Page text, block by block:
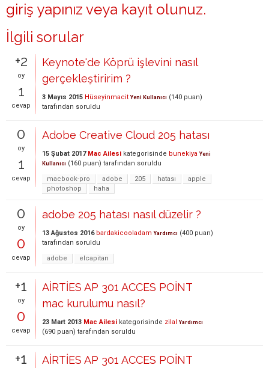
giriş yapınız veya kayıt olunuz.
İlgili sorular
+2
oy
1
cevap
Keynote'de Köprü işlevini nasıl
gerçekleştiririm ?
3 Mayıs 2015 Hüseyinmacit Yeni Kullanıcı (140 puan)
tarafından soruldu
0
oy
1
cevap
Adobe Creative Cloud 205 hatası
15 Şubat 2017 Mac Ailesi kategorisinde bunekiya Yeni
Kullanıcı (160 puan) tarafından soruldu
macbook-pro
adobe 205 hatası
apple
photoshop
haha
0
oy
0
cevap
adobe 205 hatası nasıl düzelir ?
13 Ağustos 2016 bardakicooladam Yardımcı (400 puan)
tarafından soruldu
adobe
elcapitan
+1
oy
0
cevap
AİRTİES AP 301 ACCES POİNT
mac kurulumu nasıl?
23 Mart 2013 Mac Ailesi kategorisinde zilal Yardımcı
(690 puan) tarafından soruldu
+1
AİRTİES AP 301 ACCES POİNT